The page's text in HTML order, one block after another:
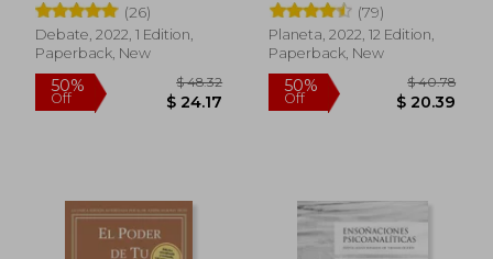
(26)
Debate, 2022, 1 Edition,
Paperback, New
(79)
Planeta, 2022, 12 Edition,
Paperback, New